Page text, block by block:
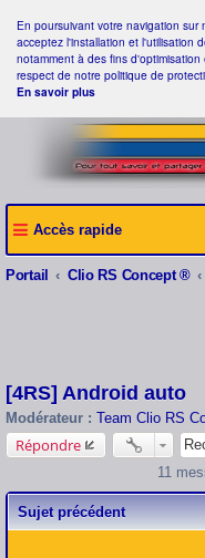
En poursuivant votre navigation sur
acceptez l'installation et l'utilisation
notamment à des fins
respect de notre politique de
En savoir plus
Accès rapide
Portail Clio RS Concept ®
[4RS] Android auto
Modérateur : Team Clio RS
Répondre
11
Sujet précédent